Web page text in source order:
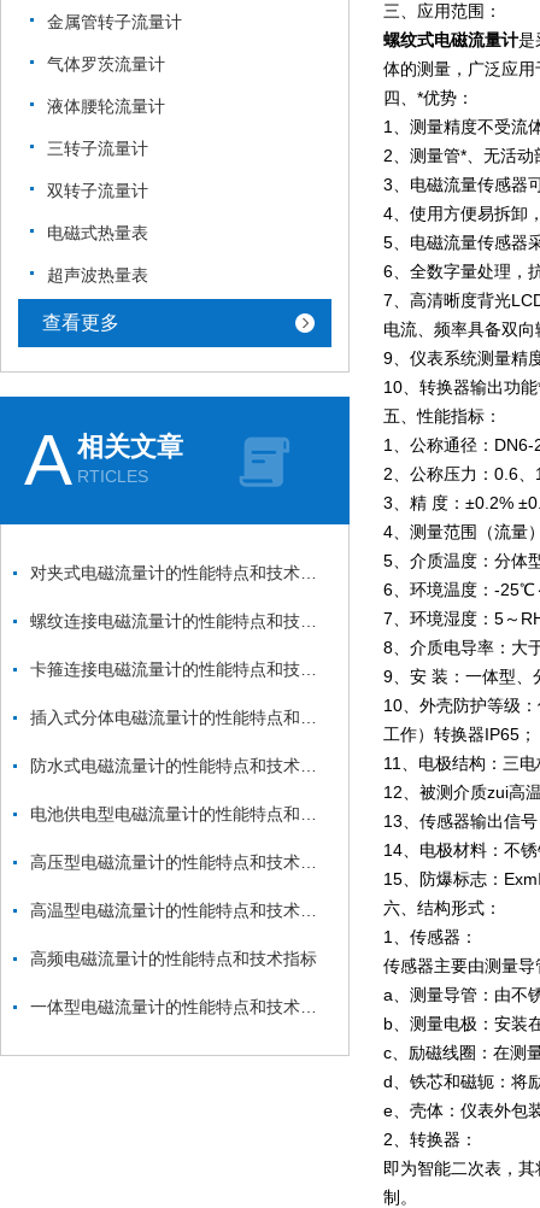
金属管转子流量计
气体罗茨流量计
液体腰轮流量计
三转子流量计
双转子流量计
电磁式热量表
超声波热量表
查看更多
A相关文章
RTICLES
高频电磁流量计的性能特点和技术指标
三、应用范围：
螺纹式电磁流量计是
体的测量，广泛应
四、*优势：
1、测量精度不受流
2、测量管*、无活
3、电磁流量传感器
4、使用方便易拆卸
5、电磁流量传感器
6、全数字量处理，
7、高清晰度背光
电流、频率具备双
9、仪表系统测量精
10、转换器输出功
五、性能指标：
1、公称通径：
2、公称压力：0.6
3、精 度：±0.2%
4、测量范围（流量
5、介质温度：分
6、环境温度：-
7、环境湿度：5～
8、介质电导率：大
9、安 装：一体型、
10、外壳防护等级
工作）转换器IP65；
11、电极结构：三
12、被测介质zui高
13、传感器输出信
14、电极材料：不
15、防爆标志：
六、结构形式：
1、传感器：
传感器主要由测量
a、测量导管：由不
b、测量电极：安装
c、励磁线圈：在测
d、铁芯和磁轭：将
e、壳体：仪表外包
2、转换器：
即为智能二次表，
制。